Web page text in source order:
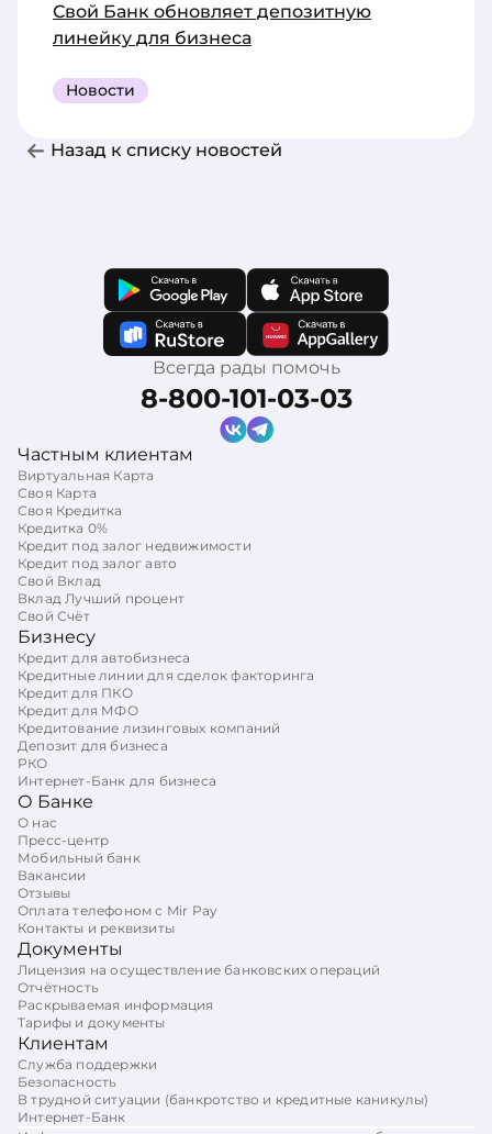
Свой Банк обновляет депозитную
линейку для бизнеса
Новости
Назад к списку новостей
Частным клиентам
Виртуальная Карта
Своя Карта
Своя Кредитка
Кредитка 0%
Кредит под залог недвижимости
Кредит под залог авто
Свой Вклад
Вклад Лучший процент
Свой Счёт
Бизнесу
Кредит для автобизнеса
Кредитные линии для сделок факторинга
Кредит для ПКО
Кредит для МФО
Кредитование лизинговых компаний
Депозит для бизнеса
РКО
Интернет-Банк для бизнеса
О Банке
О нас
Пресс-центр
Мобильный банк
Вакансии
Отзывы
Оплата телефоном с Mir Pay
Контакты и реквизиты
Документы
Лицензия на осуществление банковских операций
Отчётность
Раскрываемая информация
Тарифы и документы
Клиентам
Служба поддержки
Безопасность
В трудной ситуации (банкротство и кредитные каникулы)
Интернет-Банк
Всегда рады помочь
8-800-101-03-03